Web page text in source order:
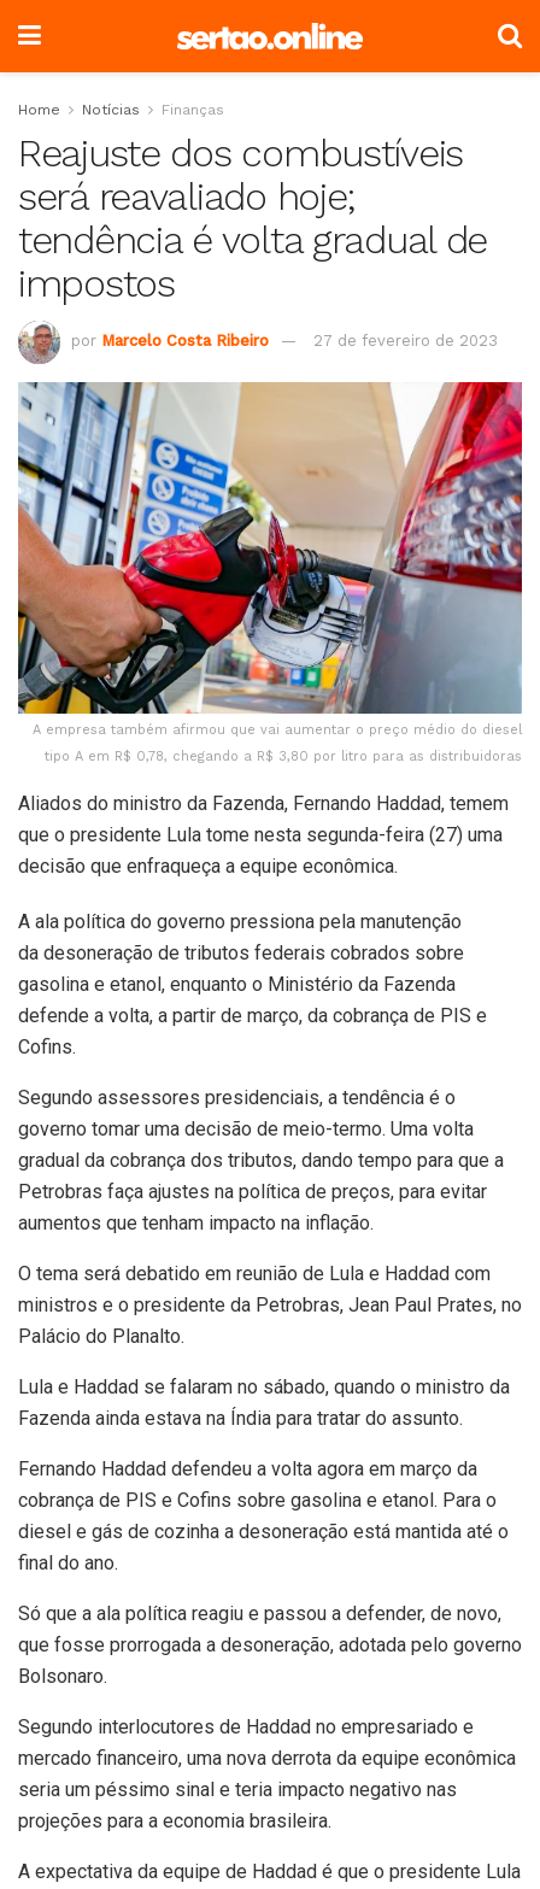
Home Notícias Finanças
Reajuste dos combustíveis
será reavaliado hoje;
tendência é volta gradual de
impostos
por Marcelo Costa Ribeiro 27 de fevereiro de 2023
A empresa também afirmou que vai aumentar o preço médio do diesel
tipo A em R$ 0,78, chegando a R$ 3,80 por litro para as distribuidoras
Aliados do ministro da Fazenda, Fernando Haddad, temem
que o presidente Lula tome nesta segunda-feira (27) uma
decisão que enfraqueça a equipe econômica.
A ala política do governo pressiona pela manutenção
da desoneração de tributos federais cobrados sobre
gasolina e etanol, enquanto o Ministério da Fazenda
defende a volta, a partir de março, da cobrança de PIS e
Cofins.
Segundo assessores presidenciais, a tendência é o
governo tomar uma decisão de meio-termo. Uma volta
gradual da cobrança dos tributos, dando tempo para que a
Petrobras faça ajustes na política de preços, para evitar
aumentos que tenham impacto na inflação.
O tema será debatido em reunião de Lula e Haddad com
ministros e o presidente da Petrobras, Jean Paul Prates, no
Palácio do Planalto.
Lula e Haddad se falaram no sábado, quando o ministro da
Fazenda ainda estava na Índia para tratar do assunto.
Fernando Haddad defendeu a volta agora em março da
cobrança de PIS e Cofins sobre gasolina e etanol. Para o
diesel e gás de cozinha a desoneração está mantida até o
final do ano.
Só que a ala política reagiu e passou a defender, de novo,
que fosse prorrogada a desoneração, adotada pelo governo
Bolsonaro.
Segundo interlocutores de Haddad no empresariado e
mercado financeiro, uma nova derrota da equipe econômica
seria um péssimo sinal e teria impacto negativo nas
projeções para a economia brasileira.
A expectativa da equipe de Haddad é que o presidente Lula